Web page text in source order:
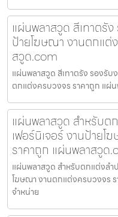
แผ่นพลาสวูด สีเทาตรัง
ป้ายโฆษณา งานตกแต่
สวูด.com
แผ่นพลาสวูด สีเทาตรัง รองรับ
ตกแต่งครบวงจร ราคาถูก แผ่
แผ่นพลาสวูด สำหรับต
เฟอร์นิเจอร์ งานป้าย
ราคาถูก แผ่นพลาสวูด
แผ่นพลาสวูด สำหรับตกแต่งลำ
โฆษณา งานตกแต่งครบวงจร
จำหน่าย